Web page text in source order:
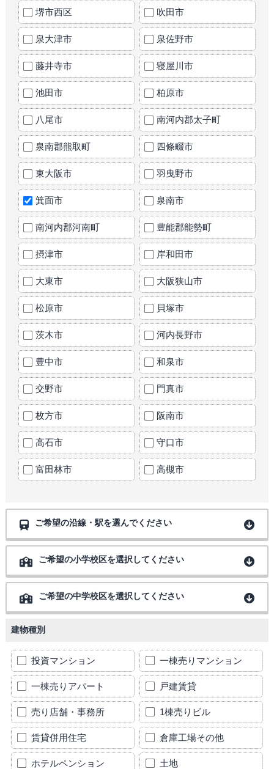
堺市西区 吹田市
泉大津市 泉佐野市
藤井寺市 寝屋川市
池田市 柏原市
八尾市 南河内郡太子町
泉南郡熊取町 四條畷市
東大阪市 羽曳野市
箕面市 泉南市
南河内郡河南町 豊能郡能勢町
摂津市 岸和田市
大東市 大阪狭山市
松原市 貝塚市
茨木市 河内長野市
豊中市 和泉市
交野市 門真市
枚方市 阪南市
高石市 守口市
富田林市 高槻市
ご希望の沿線・駅を選んでください
ご希望の小学校区を選択してください
ご希望の中学校区を選択してください
建物種別
投資マンション 一棟売りマンション
一棟売りアパート 戸建賃貸
売り店舗・事務所 1棟売りビル
賃貸併用住宅 倉庫工場その他
ホテルペンション 土地